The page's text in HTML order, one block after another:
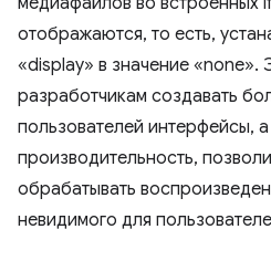
отображаются, то есть,
«display» в значение «none».
разработчикам создавать
пользователей интерфейсы,
производительность,
обрабатывать
невидимого для